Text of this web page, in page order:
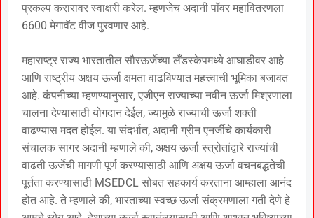
प्रकल्प करारावर स्वाक्षरी करेल. म्हणजेच अदानी पॉवर महावितरणला
6600 मेगावॅट वीज पुरवणार आहे.
महाराष्ट्र राज्य भारतातील सौरऊर्जेच्या लँडस्केपमध्ये आघाडीवर आहे
आणि राष्ट्रीय अक्षय ऊर्जा क्षमता वाढविण्यात महत्त्वाची भूमिका बजावत
आहे. कंपनीच्या म्हणण्यानुसार, एजीएन राज्याच्या नवीन ऊर्जा मिश्रणाला
चालना देण्यासाठी योगदान देईल, ज्यामुळे राज्याची ऊर्जा शक्ती
वाढण्यास मदत होईल. या संदर्भात, अदानी ग्रीन एनर्जीचे कार्यकारी
संचालक सागर अदानी म्हणाले की, अक्षय ऊर्जा स्त्रोतांद्वारे राज्यांची
वाढती ऊर्जेची मागणी पूर्ण करण्यासाठी आणि अक्षय ऊर्जा वचनबद्धतेची
पूर्तता करण्यासाठी MSEDCL सोबत सहकार्य करताना आम्हाला आनंद
होत आहे. ते म्हणाले की, भारताच्या स्वच्छ ऊर्जा संक्रमणाला गती देणे हे